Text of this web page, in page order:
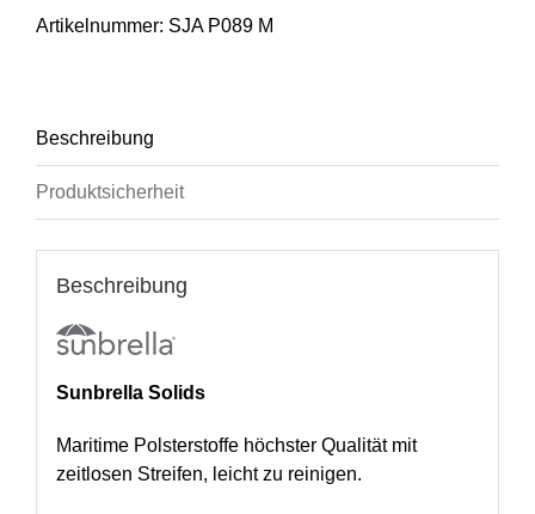
Artikelnummer: SJA P089 M
Beschreibung
Produktsicherheit
Beschreibung
Sunbrella Solids
Maritime Polsterstoffe höchster Qualität mit
zeitlosen Streifen, leicht zu reinigen.